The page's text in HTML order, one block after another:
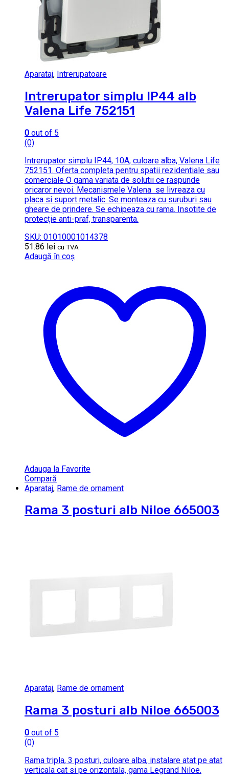
Aparataj, Intrerupatoare
Intrerupator simplu IP44 alb
Valena Life 752151
0 out of 5
(0)
Intrerupator simplu IP44, 10A, culoare alba, Valena Life
752151. Oferta completa pentru spatii rezidentiale sau
comerciale O gama variata de solutii ce raspunde
oricaror nevoi. Mecanismele Valena se livreaza cu
placa si suport metalic. Se monteaza cu suruburi sau
gheare de prindere. Se echipeaza cu rama. Insotite de
protecţie anti-praf, transparenta.
SKU: 01010001014378
51.86 lei cu TVA
Adaugă în coș
Adauga la Favorite
Compară
Aparataj, Rame de ornament
Rama 3 posturi alb Niloe 665003
Aparataj, Rame de ornament
Rama 3 posturi alb Niloe 665003
0 out of 5
(0)
Rama tripla, 3 posturi, culoare alba, instalare atat pe atat
verticala cat si pe orizontala, gama Legrand Niloe.